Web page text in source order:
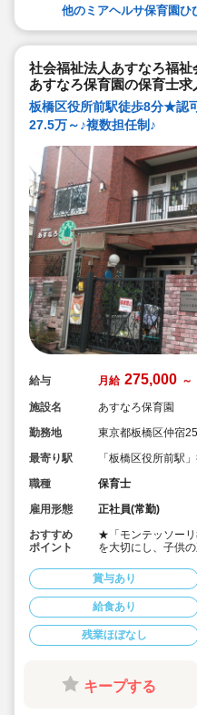
ができます♪
他のミアヘルサ保育園
社会福祉法人あすなろ福祉
あすなろ保育園の保育士求
板橋区役所前駅徒歩8分★
27.5万～♪複数担任制♪
給与 月給 275,000 ～
施設名
あすなろ保育園
勤務地
東京都板橋区仲宿
最寄り駅
「板橋区役所前駅
職種
保育士
雇用形態
正社員(常勤)
おすすめ
ポイント
★「モンテッソーリ
を大切にし、子供
に反映させて保育
★月給27.5万～、賞
ありの好待遇♪
★様々な研修があり
環境ですので職員
いる環境です♪
★借り上げ社宅制度
賞与あり
給食あり
残業ほぼなし
キープする